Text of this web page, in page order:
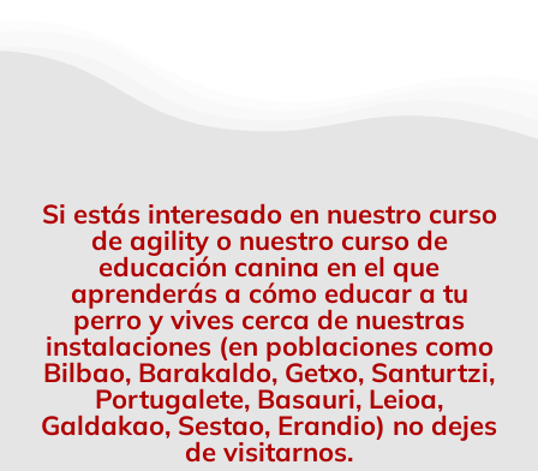
Si estás interesado en nuestro curso
de agility o nuestro curso de
educación canina en el que
aprenderás a cómo educar a tu
perro y vives cerca de nuestras
instalaciones (en poblaciones como
Bilbao, Barakaldo, Getxo, Santurtzi,
Portugalete, Basauri, Leioa,
Galdakao, Sestao, Erandio) no dejes
de visitarnos.